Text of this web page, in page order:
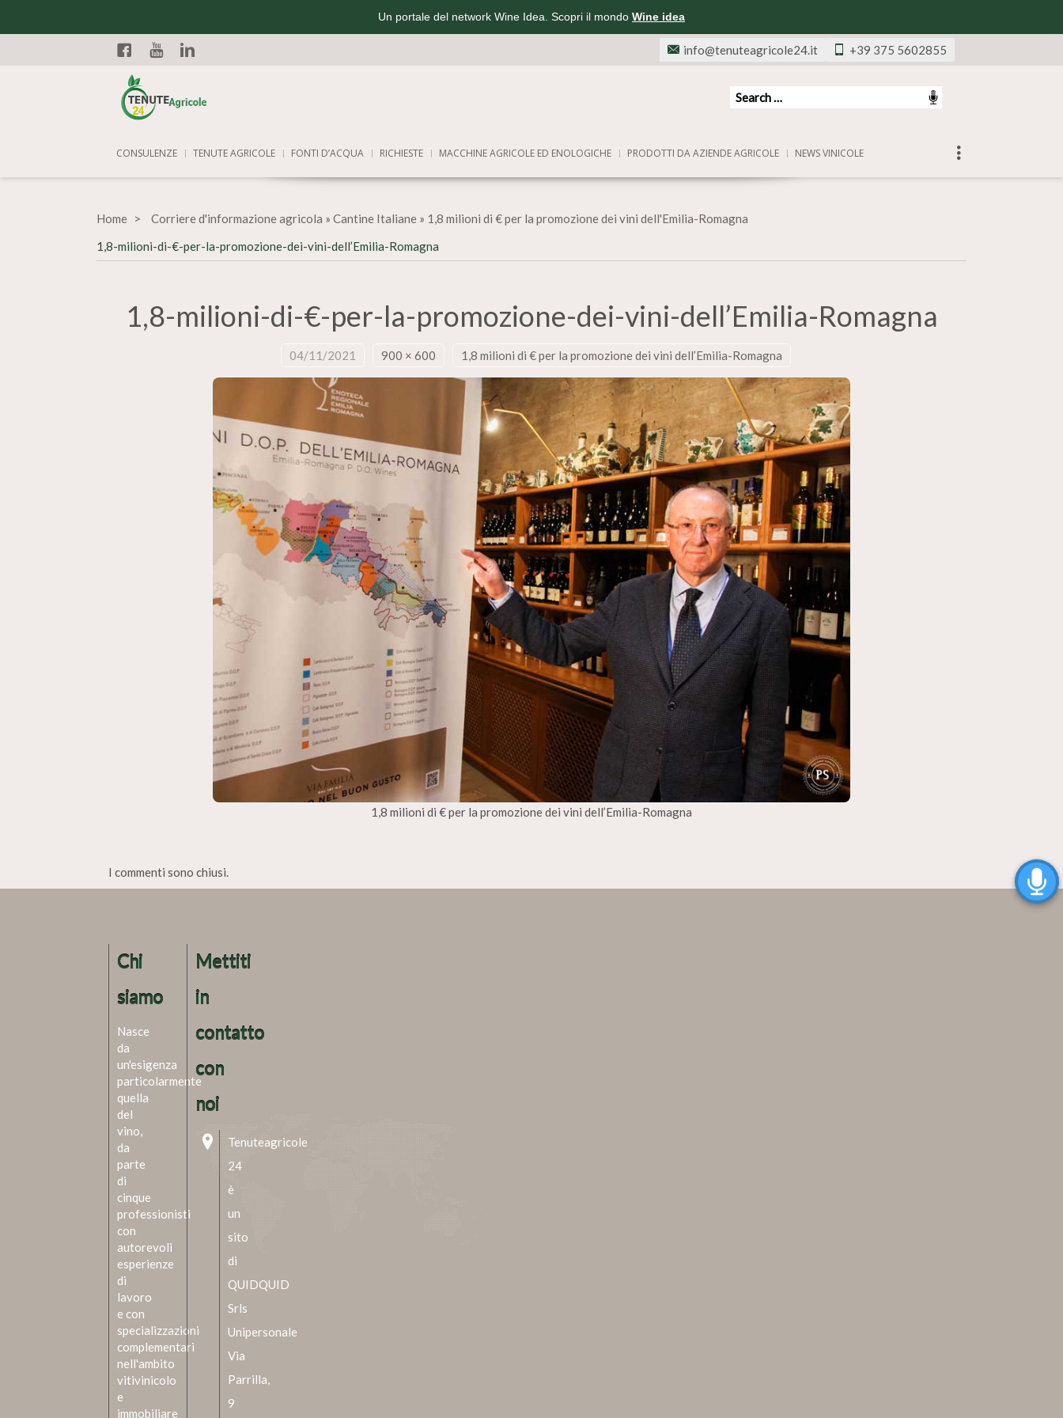
Un portale del network Wine Idea. Scopri il mondo Wine idea
Facebook
+39 375 5602855
info@tenuteagricole24.it
CONSULENZE TENUTE AGRICOLE FONTI D’ACQUA RICHIESTE MACCHINE AGRICOLE ED ENOLOGICHE PRODOTTI DA AZIENDE AGRICOLE NEWS VINICOLE
Home Corriere d'informazione agricola » Cantine Italiane » 1,8 milioni di € per la promozione dei vini dell'Emilia-Romagna
1,8-milioni-di-€-per-la-promozione-dei-vini-dell’Emilia-Romagna
1,8-milioni-di-€-per-la-promozione-dei-vini-dell’Emilia-Romagna
04/11/2021 900 × 600 1,8 milioni di € per la promozione dei vini dell’Emilia-Romagna
1,8 milioni di € per la promozione dei vini dell’Emilia-Romagna
I commenti sono chiusi.
Chi
siamo
Nasce
da
un'esigenza
particolarmente
quella
del
vino,
da
parte
di
cinque
professionisti
con
autorevoli
esperienze
di
lavoro
e con
specializzazioni
complementari
nell'ambito
vitivinicolo
e
immobiliare
Mettiti
in
contatto
con
noi
Tenuteagricole
24
è
un
sito
di
QUIDQUID
Srls
Unipersonale
Via
Parrilla,
9